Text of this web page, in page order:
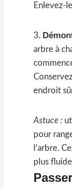
Enlevez-
3.
arbre à
endroit
Astuce :
pour
l’arbre.
plus